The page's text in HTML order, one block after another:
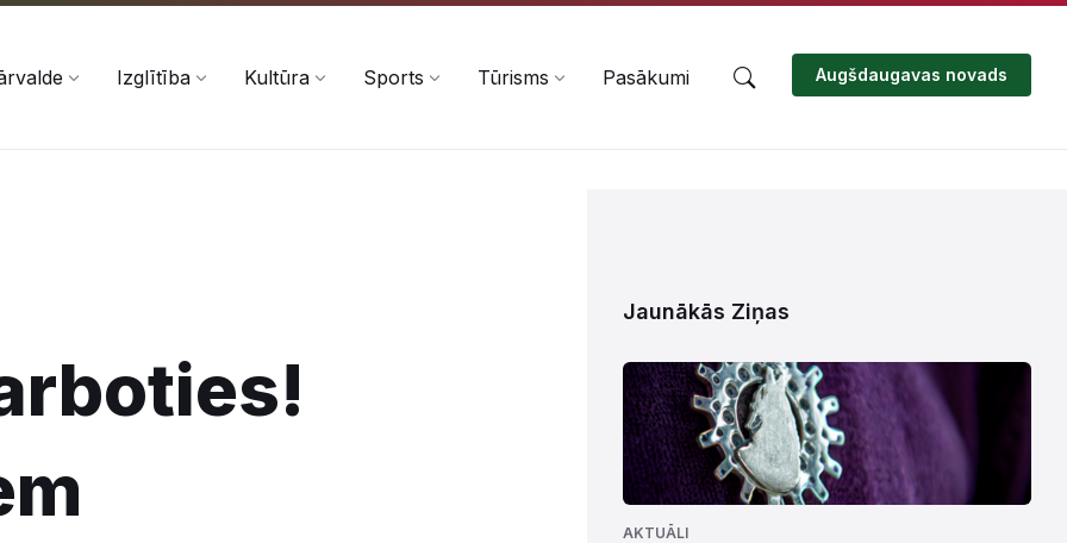
Izglītība Kultūra Sports Tūrisms Pasākumi Augšdaugavas novads
Jaunākās Ziņas
AKTUĀLI